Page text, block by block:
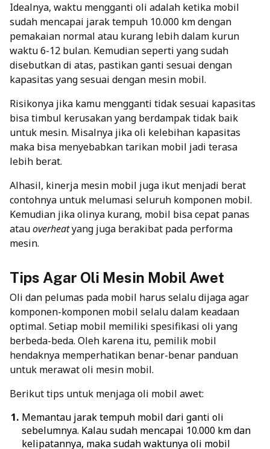
Idealnya, waktu mengganti oli adalah ketika mobil
sudah mencapai jarak tempuh 10.000 km dengan
pemakaian normal atau kurang lebih dalam kurun
waktu 6-12 bulan. Kemudian seperti yang sudah
disebutkan di atas, pastikan ganti sesuai dengan
kapasitas yang sesuai dengan mesin mobil.
Risikonya jika kamu mengganti tidak sesuai kapasitas
bisa timbul kerusakan yang berdampak tidak baik
untuk mesin. Misalnya jika oli kelebihan kapasitas
maka bisa menyebabkan tarikan mobil jadi terasa
lebih berat.
Alhasil, kinerja mesin mobil juga ikut menjadi berat
contohnya untuk melumasi seluruh komponen mobil.
Kemudian jika olinya kurang, mobil bisa cepat panas
atauoverheatyang juga berakibat pada performa
mesin.
Tips Agar Oli Mesin Mobil Awet
Oli dan pelumas pada mobil harus selalu dijaga agar
komponen-komponen mobil selalu dalam keadaan
optimal. Setiap mobil memiliki spesifikasi oli yang
berbeda-beda. Oleh karena itu, pemilik mobil
hendaknya memperhatikan benar-benar panduan
untuk merawat oli mesin mobil.
Berikut tips untuk menjaga oli mobil awet:
Memantau jarak tempuh mobil dari ganti oli
sebelumnya. Kalau sudah mencapai 10.000 km dan
kelipatannya, maka sudah waktunya oli mobil